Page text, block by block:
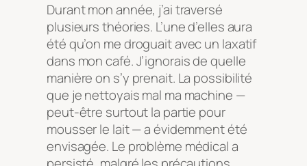
Durant mon année, j’ai traversé
plusieurs théories. L’une d’elles aura
été qu’on me droguait avec un laxatif
dans mon café. J’ignorais de quelle
manière on s’y prenait. La possibilité
que je nettoyais mal ma machine —
peut-être surtout la partie pour
mousser le lait — a évidemment été
envisagée. Le problème médical a